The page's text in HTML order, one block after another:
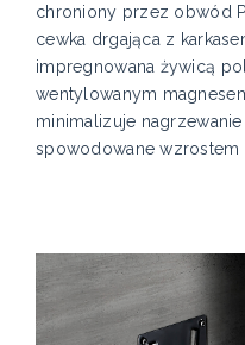
chroniony przez obwód
cewka drgająca z
impregnowana żywicą
wentylowanym
minimalizuje nagrzewanie
spowodowane wzrostem